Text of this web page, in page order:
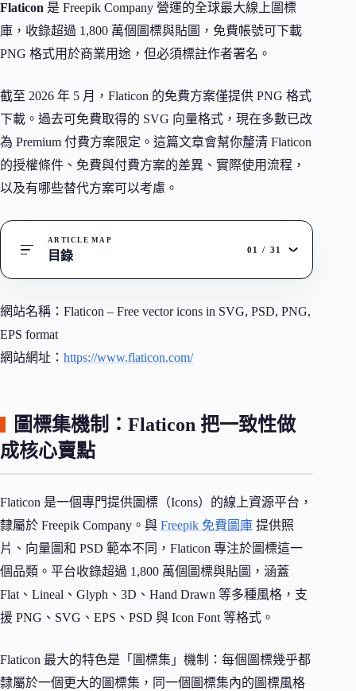
Flaticon 是 Freepik Company 營運的全球最大線上圖標
庫，收錄超過 1,800 萬個圖標與貼圖，免費帳號可下載
PNG 格式用於商業用途，但必須標註作者署名。
截至 2026 年 5 月，Flaticon 的免費方案僅提供 PNG 格式
下載。過去可免費取得的 SVG 向量格式，現在多數已改
為 Premium 付費方案限定。這篇文章會幫你釐清 Flaticon
的授權條件、免費與付費方案的差異、實際使用流程，
以及有哪些替代方案可以考慮。
ARTICLE MAP
目錄 01 / 31
網站名稱：Flaticon – Free vector icons in SVG, PSD, PNG,
EPS format
網站網址： https://www.flaticon.com/
圖標集機制：Flaticon 把一致性做
成核心賣點
Flaticon 是一個專門提供圖標（Icons）的線上資源平台，
隸屬於 Freepik Company。與 Freepik 免費圖庫 提供照
片、向量圖和 PSD 範本不同，Flaticon 專注於圖標這一
個品類。平台收錄超過 1,800 萬個圖標與貼圖，涵蓋
Flat、Lineal、Glyph、3D、Hand Drawn 等多種風格，支
援 PNG、SVG、EPS、PSD 與 Icon Font 等格式。
Flaticon 最大的特色是「圖標集」機制：每個圖標幾乎都
隸屬於一個更大的圖標集，同一個圖標集內的圖標風格